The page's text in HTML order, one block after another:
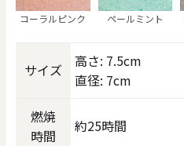
コーラルピンク ペールミント
サイズ
高さ: 7.5cm
直径: 7cm
燃焼
時間
約25時間